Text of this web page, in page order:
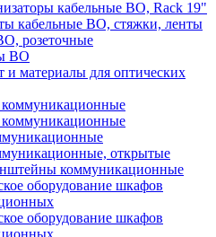
кабельные ВО, Rack 19"
кабельные ВО, стяжки, ленты
розеточные
ВО
и материалы для оптических
открытые
коммуникационные
оборудование шкафов
оборудование шкафов